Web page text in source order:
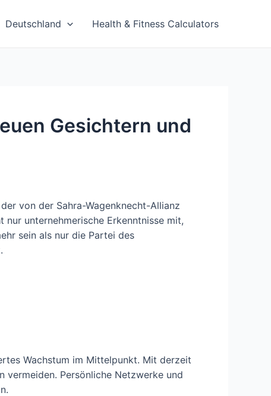
Deutschland Health & Fitness Calculators
Gesichtern und
von der Sahra-Wagenknecht-Allianz
unternehmerische Erkenntnisse mit,
sein als nur die Partei des
Wachstum im Mittelpunkt. Mit derzeit
vermeiden. Persönliche Netzwerke und